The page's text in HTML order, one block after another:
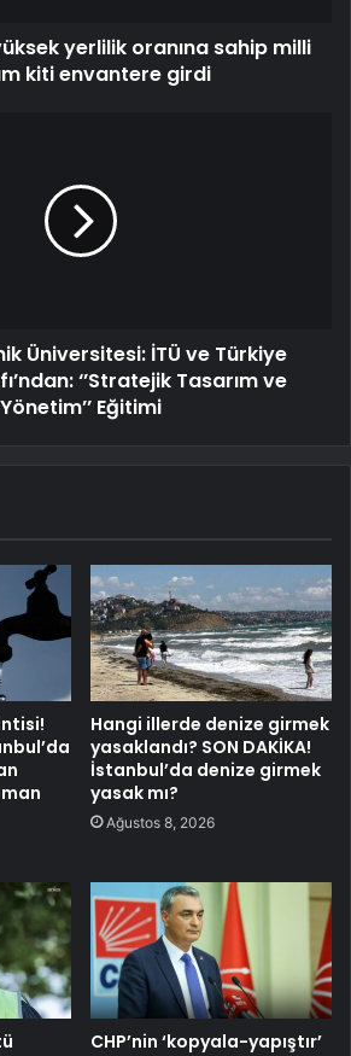
yerlilik oranına sahip milli
kiti envantere girdi
Üniversitesi: İTÜ ve Türkiye
‘’Stratejik Tasarım ve
Yönetim’’ Eğitimi
Hangi illerde denize girmek
yasaklandı? SON DAKİKA!
İstanbul’da denize girmek
yasak mı?
Ağustos 8, 2026
CHP’nin ‘kopyala-yapıştır’